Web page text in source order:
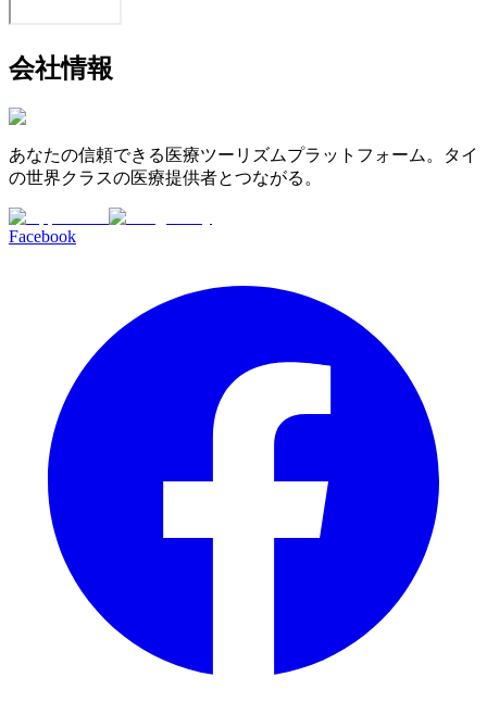
会社情報
あなたの信頼できる医療ツーリズムプラットフォーム。タイ
の世界クラスの医療提供者とつながる。
Facebook